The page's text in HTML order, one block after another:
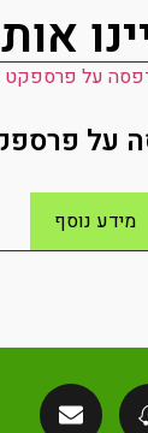
על
מידע נוסף